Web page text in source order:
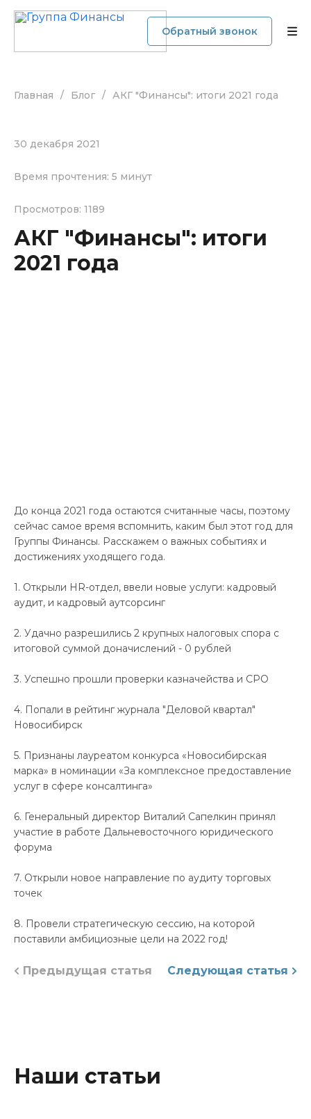
Обратный звонок
О компании
Услуги
Прайс
Наши кейсы
Блог
Главная / Блог / АКГ "Финансы": итоги 2021 года
30 декабря 2021
Время прочтения: 5 минут
Просмотров: 1189
АКГ "Финансы": итоги
2021 года
До конца 2021 года остаются считанные часы, поэтому
сейчас самое время вспомнить, каким был этот год для
Группы Финансы. Расскажем о важных событиях и
достижениях уходящего года.
1. Открыли HR-отдел, ввели новые услуги: кадровый
аудит, и кадровый аутсорсинг
2. Удачно разрешились 2 крупных налоговых спора с
итоговой суммой доначислений - 0 рублей
3. Успешно прошли проверки казначейства и СРО
4. Попали в рейтинг журнала "Деловой квартал"
Новосибирск
5. Признаны лауреатом конкурса «Новосибирская
марка» в номинации «За комплексное предоставление
услуг в сфере консалтинга»
6. Генеральный директор Виталий Сапелкин принял
участие в работе Дальневосточного юридического
форума
7. Открыли новое направление по аудиту торговых
точек
8. Провели стратегическую сессию, на которой
поставили амбициозные цели на 2022 год!
Предыдущая статья Следующая статья
Наши статьи